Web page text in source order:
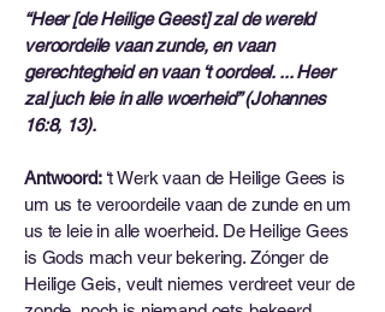
“Heer [de Heilige Geest] zal de wereld
veroordeile vaan zunde, en vaan
gerechtegheid en vaan ‘t oordeel. ... Heer
zal juch leie in alle woerheid” (Johannes
16:8, 13).
Antwoord: ‘t Werk vaan de Heilige Gees is
um us te veroordeile vaan de zunde en um
us te leie in alle woerheid. De Heilige Gees
is Gods mach veur bekering. Zónger de
Heilige Geis, veult niemes verdreet veur de